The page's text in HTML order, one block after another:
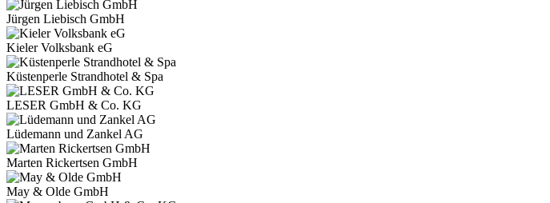
Jürgen Liebisch GmbH
Kieler Volksbank eG
Küstenperle Strandhotel & Spa
LESER GmbH & Co. KG
Lüdemann und Zankel AG
Marten Rickertsen GmbH
May & Olde GmbH